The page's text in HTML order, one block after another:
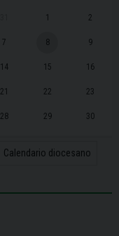
1 2
7 8 9
14 15 16
21 22 23
28 29 30
Calendario diocesano